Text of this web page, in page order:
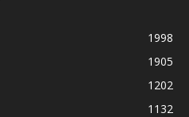
1998
1905
1202
1132